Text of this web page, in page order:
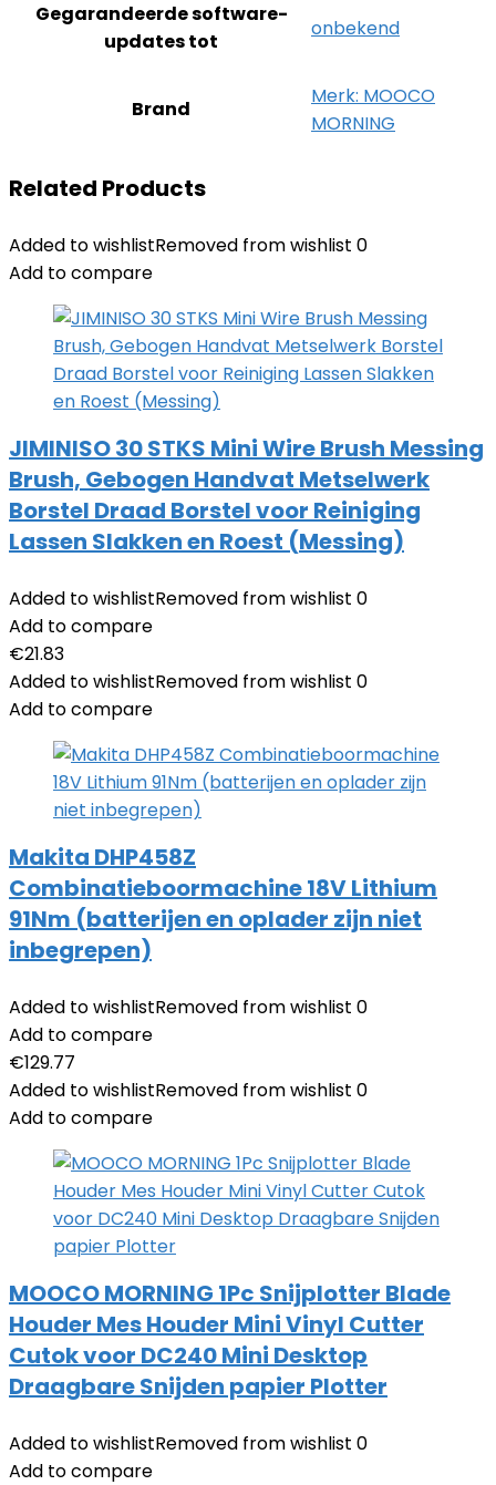
Gegarandeerde software-
updates tot
‎onbekend
Brand
Merk: MOOCO
MORNING
Related Products
Added to wishlistRemoved from wishlist 0
Add to compare
JIMINISO 30 STKS Mini Wire Brush Messing
Brush, Gebogen Handvat Metselwerk
Borstel Draad Borstel voor Reiniging
Lassen Slakken en Roest (Messing)
Added to wishlistRemoved from wishlist 0
Add to compare
€21.83
Added to wishlistRemoved from wishlist 0
Add to compare
Makita DHP458Z
Combinatieboormachine 18V Lithium
91Nm (batterijen en oplader zijn niet
inbegrepen)
Added to wishlistRemoved from wishlist 0
Add to compare
€129.77
Added to wishlistRemoved from wishlist 0
Add to compare
MOOCO MORNING 1Pc Snijplotter Blade
Houder Mes Houder Mini Vinyl Cutter
Cutok voor DC240 Mini Desktop
Draagbare Snijden papier Plotter
Added to wishlistRemoved from wishlist 0
Add to compare